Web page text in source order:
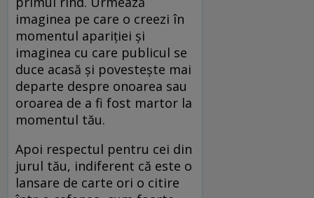
imaginea pe care o creezi în
momentul apariției și
imaginea cu care publicul se
duce acasă și povestește mai
departe despre onoarea sau
oroarea de a fi fost martor la
momentul tău.
Apoi respectul pentru cei din
jurul tău, indiferent că este o
lansare de carte ori o citire